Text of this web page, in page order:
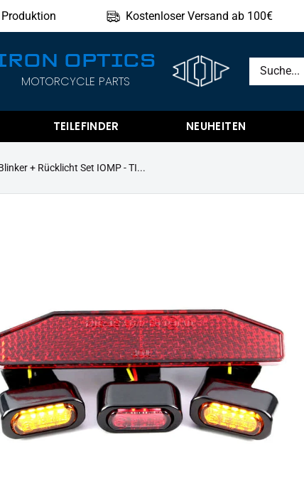
Kostenloser Versand ab 100€
OPTICS
MOTORCYCLE PARTS
TEILEFINDER NEUHEITEN
+ Rücklicht Set IOMP - TI...